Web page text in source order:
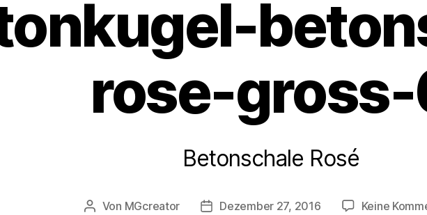
rose-
Betonschale Rosé
Beitragsautor
Von MGcreator Beitragsdatum
Dezember 27, 2016 Keine